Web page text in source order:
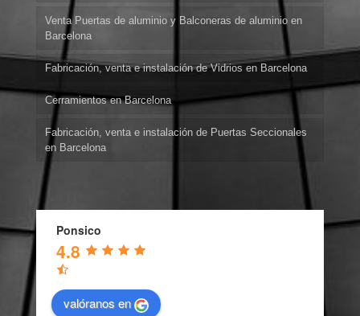
Venta Puertas de aluminio y Balconeras de aluminio en
Barcelona
Fabricación, venta e instalación de Vidrios en Barcelona
Cerramientos en Barcelona
Fabricación, venta e instalación de Puertas Seccionales
en Barcelona
Ponsico
4.8
valóranos en